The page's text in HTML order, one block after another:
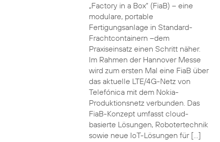
„Factory in a Box“ (FiaB) – eine
modulare, portable
Fertigungsanlage in Standard-
Frachtcontainern –dem
Praxiseinsatz einen Schritt näher.
Im Rahmen der Hannover Messe
wird zum ersten Mal eine FiaB über
das aktuelle LTE/4G-Netz von
Telefónica mit dem Nokia-
Produktionsnetz verbunden. Das
FiaB-Konzept umfasst cloud-
basierte Lösungen, Robotertechnik
sowie neue IoT-Lösungen für […]